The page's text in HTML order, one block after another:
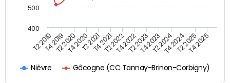
Nièvre Gâcogne (CC Tannay-Brinon-Corbigny)
T2 2019T4 2019T2 2020T4 2020T2 2021T4 2021T2 2022T4 2022T2 2023T4 2023T2 2024T4 2024T2 2025T4 2025
400
500